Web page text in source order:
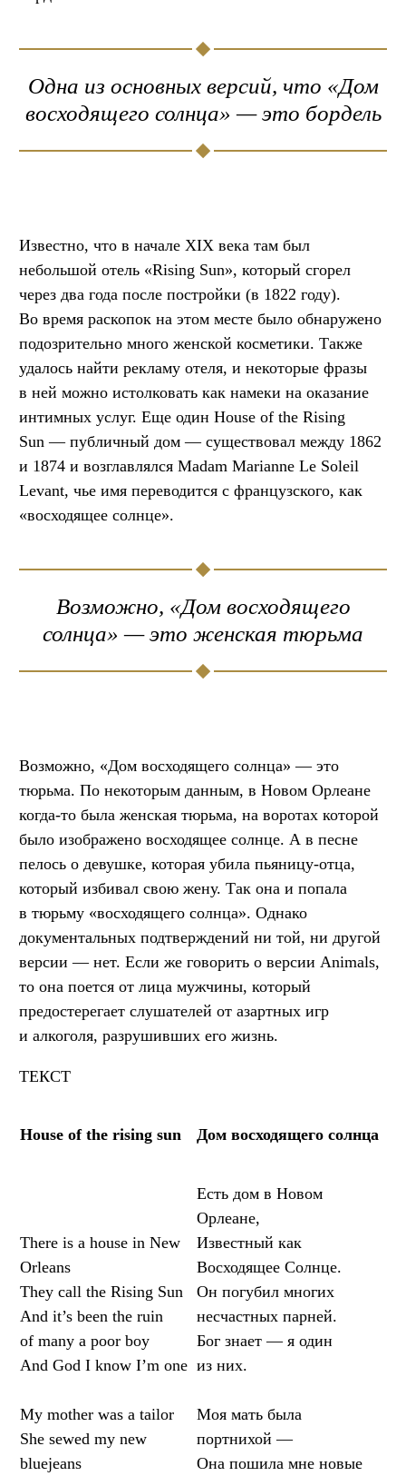
Одна из основных версий, что «Дом
восходящего солнца» — это бордель
Известно, что в начале XIX века там был
небольшой отель «Rising Sun», который сгорел
через два года после постройки (в 1822 году).
Во время раскопок на этом месте было обнаружено
подозрительно много женской косметики. Также
удалось найти рекламу отеля, и некоторые фразы
в ней можно истолковать как намеки на оказание
интимных услуг. Еще один House of the Rising
Sun — публичный дом — существовал между 1862
и 1874 и возглавлялся Madam Marianne Le Soleil
Levant, чье имя переводится с французского, как
«восходящее солнце».
Возможно, «Дом восходящего
солнца» — это женская тюрьма
Возможно, «Дом восходящего солнца» — это
тюрьма. По некоторым данным, в Новом Орлеане
когда-то была женская тюрьма, на воротах которой
было изображено восходящее солнце. А в песне
пелось о девушке, которая убила пьяницу-отца,
который избивал свою жену. Так она и попала
в тюрьму «восходящего солнца». Однако
документальных подтверждений ни той, ни другой
версии — нет. Если же говорить о версии Animals,
то она поется от лица мужчины, который
предостерегает слушателей от азартных игр
и алкоголя, разрушивших его жизнь.
ТЕКСТ
House of the rising sun Дом восходящего солнца
There is a house in New
Orleans
They call the Rising Sun
And it’s been the ruin
of many a poor boy
And God I know I’m one
My mother was a tailor
She sewed my new
bluejeans
Есть дом в Новом
Орлеане,
Известный как
Восходящее Солнце.
Он погубил многих
несчастных парней.
Бог знает — я один
из них.
Моя мать была
портнихой —
Она пошила мне новые